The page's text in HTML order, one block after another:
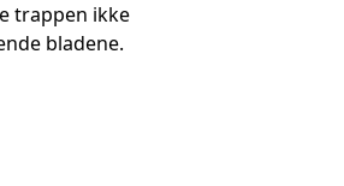
trappen ikke
bladene.